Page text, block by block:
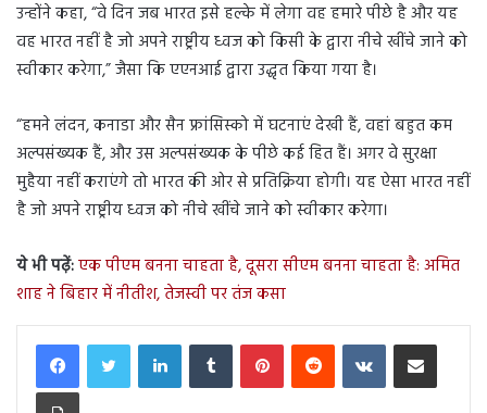
उन्होंने कहा, “वे दिन जब भारत इसे हल्के में लेगा वह हमारे पीछे है और यह
वह भारत नहीं है जो अपने राष्ट्रीय ध्वज को किसी के द्वारा नीचे खींचे जाने को
स्वीकार करेगा,” जैसा कि एएनआई द्वारा उद्धृत किया गया है।
“हमने लंदन, कनाडा और सैन फ्रांसिस्को में घटनाएं देखी हैं, वहां बहुत कम
अल्पसंख्यक हैं, और उस अल्पसंख्यक के पीछे कई हित हैं। अगर वे सुरक्षा
मुहैया नहीं कराएंगे तो भारत की ओर से प्रतिक्रिया होगी। यह ऐसा भारत नहीं
है जो अपने राष्ट्रीय ध्वज को नीचे खींचे जाने को स्वीकार करेगा।
ये भी पढ़ें:एक पीएम बनना चाहता है, दूसरा सीएम बनना चाहता है: अमित
शाह ने बिहार में नीतीश, तेजस्वी पर तंज कसा
LinkedInTumblr PinterestReddit VKontakteShare via Email
Print